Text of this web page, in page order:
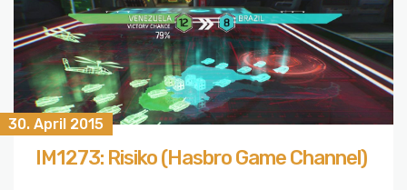
30. April 2015
IM1273: Risiko (Hasbro Game Channel)